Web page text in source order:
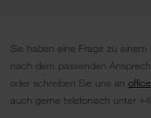
Sie haben eine Frage zu
nach dem passenden
oder schreiben Sie uns an
auch gerne telefonisch unter